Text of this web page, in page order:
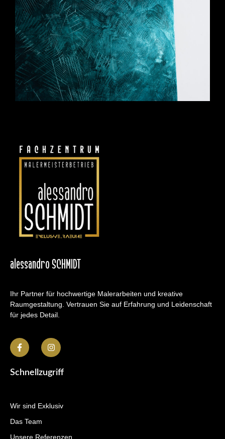
alessandro SCHMIDT
Ihr Partner für hochwertige Malerarbeiten und kreative
Raumgestaltung. Vertrauen Sie auf Erfahrung und Leidenschaft
für jedes Detail.
Schnellzugriff
Wir sind Exklusiv
Das Team
Unsere Referenzen